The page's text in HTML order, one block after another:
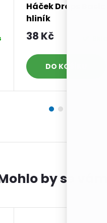
Háček Drops Basic
hliník
38 Kč
DO KOŠÍKU